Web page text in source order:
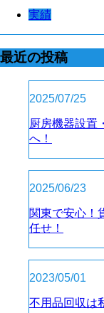
実績
最近の投稿
2025/07/25
厨房機器設置
へ！
2025/06/23
関東で安心！
任せ！
2023/05/01
不用品回収は